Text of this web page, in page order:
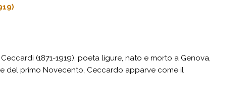
(1871-1919), poeta ligure, nato e morto a Genova,
del primo Novecento, Ceccardo apparve come il